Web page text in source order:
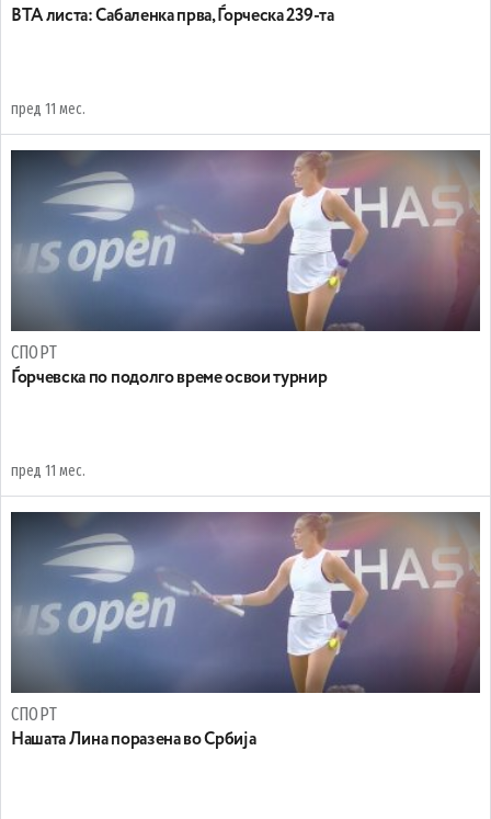
ВТА листа: Сабаленка прва, Ѓорческа 239-та
пред 11 мес.
СПОРТ
Ѓорчевска по подолго време освои турнир
пред 11 мес.
СПОРТ
Нашата Лина поразена во Србија